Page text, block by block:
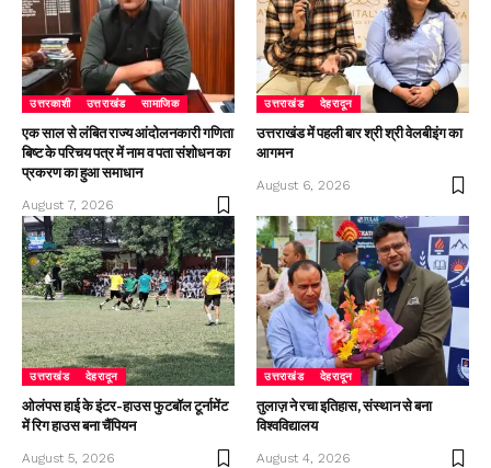
उत्तरकाशी उत्तराखंड सामाजिक
एक साल से लंबित राज्य आंदोलनकारी गणिता
बिष्ट के परिचय पत्र में नाम व पता संशोधन का
प्रकरण का हुआ समाधान
August 7, 2026
उत्तराखंड देहरादून
उत्तराखंड में पहली बार श्री श्री वेलबीइंग का
आगमन
August 6, 2026
उत्तराखंड देहरादून
ओलंपस हाई के इंटर-हाउस फुटबॉल टूर्नामेंट
में रिग हाउस बना चैंपियन
August 5, 2026
उत्तराखंड देहरादून
तुलाज़ ने रचा इतिहास, संस्थान से बना
विश्वविद्यालय
August 4, 2026